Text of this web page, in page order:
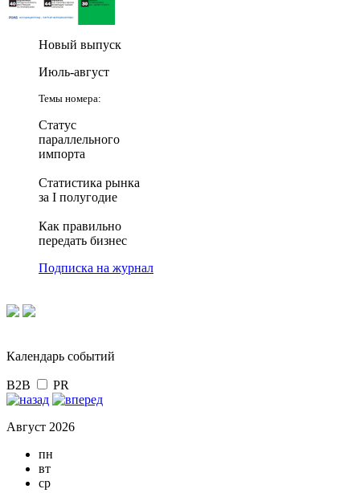
Новый выпуск
Июль-август
Темы номера:
Статус
параллельного
импорта
Статистика рынка
за I полугодие
Как правильно
передать бизнес
Подписка на журнал
Календарь событий
B2B PR
Август 2026
пн
вт
ср